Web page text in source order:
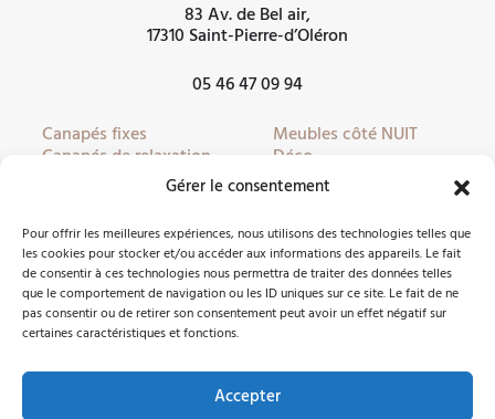
Gérer le consentement
Pour offrir les meilleures expériences, nous utilisons des technologies telles que
les cookies pour stocker et/ou accéder aux informations des appareils. Le fait
de consentir à ces technologies nous permettra de traiter des données telles
que le comportement de navigation ou les ID uniques sur ce site. Le fait de ne
pas consentir ou de retirer son consentement peut avoir un effet négatif sur
certaines caractéristiques et fonctions.
Accepter
83 Av. de Bel air,
17310 Saint-Pierre-d’Oléron
05 46 47 09 94
Canapés fixes
Canapés de relaxation
Canapés convertibles
Meubles côté JOUR
Meubles côté NUIT
Déco
Literie
Partenaires
FacebookInstagram
Nous contacter